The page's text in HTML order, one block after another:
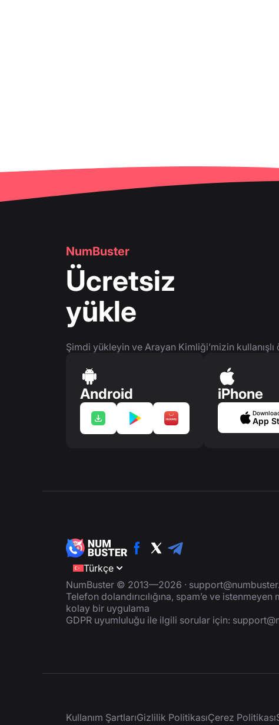
NumBuster
Ücretsiz
yükle
Şimdi yükleyin ve Arayan Kimliği’mizin
Android iPhone
App
Türkçe
NumBuster © 2013—2026 ·
Telefon dolandırıcılığına, spam’e ve
kolay bir uygulama
GDPR uyumluluğu ile ilgili sorular için:
Kullanım ŞartlarıGizlilik PolitikasıÇerez Politikası